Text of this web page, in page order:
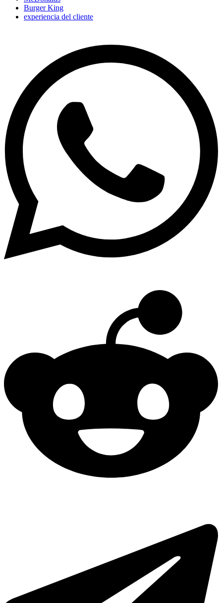
Burger King
experiencia del cliente